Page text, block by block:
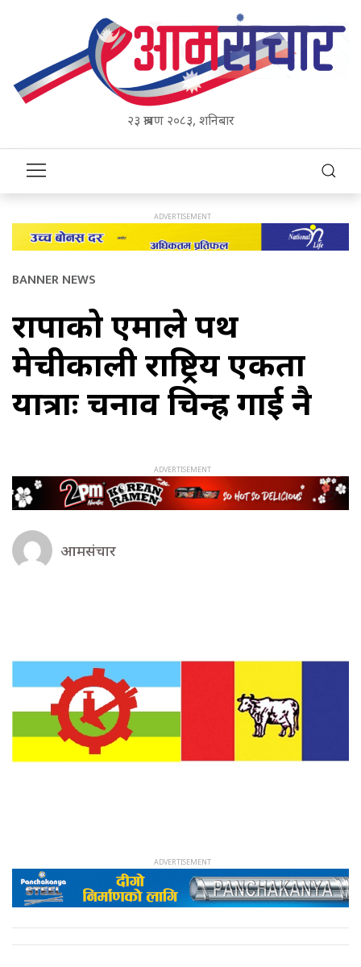
२३ श्रावण २०८३, शनिबार
BANNER NEWS
राप्रपाको एमाले पथ
मेचीकाली राष्ट्रिय एकता
यात्राः चनाव चिन्ह्र गाई नै
आमसंचार